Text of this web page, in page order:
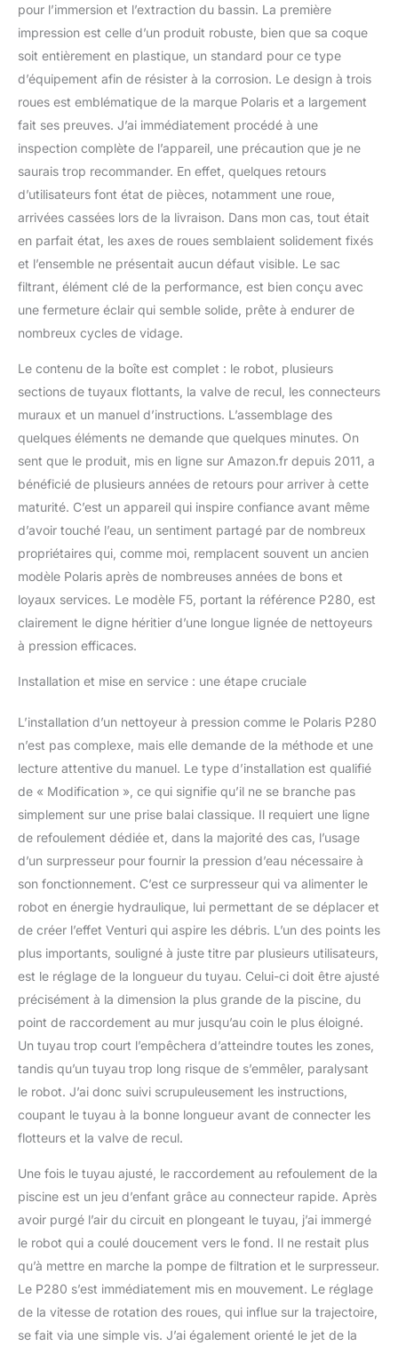
pour l’immersion et l’extraction du bassin. La première
impression est celle d’un produit robuste, bien que sa coque
soit entièrement en plastique, un standard pour ce type
d’équipement afin de résister à la corrosion. Le design à trois
roues est emblématique de la marque Polaris et a largement
fait ses preuves. J’ai immédiatement procédé à une
inspection complète de l’appareil, une précaution que je ne
saurais trop recommander. En effet, quelques retours
d’utilisateurs font état de pièces, notamment une roue,
arrivées cassées lors de la livraison. Dans mon cas, tout était
en parfait état, les axes de roues semblaient solidement fixés
et l’ensemble ne présentait aucun défaut visible. Le sac
filtrant, élément clé de la performance, est bien conçu avec
une fermeture éclair qui semble solide, prête à endurer de
nombreux cycles de vidage.
Le contenu de la boîte est complet : le robot, plusieurs
sections de tuyaux flottants, la valve de recul, les connecteurs
muraux et un manuel d’instructions. L’assemblage des
quelques éléments ne demande que quelques minutes. On
sent que le produit, mis en ligne sur Amazon.fr depuis 2011, a
bénéficié de plusieurs années de retours pour arriver à cette
maturité. C’est un appareil qui inspire confiance avant même
d’avoir touché l’eau, un sentiment partagé par de nombreux
propriétaires qui, comme moi, remplacent souvent un ancien
modèle Polaris après de nombreuses années de bons et
loyaux services. Le modèle F5, portant la référence P280, est
clairement le digne héritier d’une longue lignée de nettoyeurs
à pression efficaces.
Installation et mise en service : une étape cruciale
L’installation d’un nettoyeur à pression comme le Polaris P280
n’est pas complexe, mais elle demande de la méthode et une
lecture attentive du manuel. Le type d’installation est qualifié
de « Modification », ce qui signifie qu’il ne se branche pas
simplement sur une prise balai classique. Il requiert une ligne
de refoulement dédiée et, dans la majorité des cas, l’usage
d’un surpresseur pour fournir la pression d’eau nécessaire à
son fonctionnement. C’est ce surpresseur qui va alimenter le
robot en énergie hydraulique, lui permettant de se déplacer et
de créer l’effet Venturi qui aspire les débris. L’un des points les
plus importants, souligné à juste titre par plusieurs utilisateurs,
est le réglage de la longueur du tuyau. Celui-ci doit être ajusté
précisément à la dimension la plus grande de la piscine, du
point de raccordement au mur jusqu’au coin le plus éloigné.
Un tuyau trop court l’empêchera d’atteindre toutes les zones,
tandis qu’un tuyau trop long risque de s’emmêler, paralysant
le robot. J’ai donc suivi scrupuleusement les instructions,
coupant le tuyau à la bonne longueur avant de connecter les
flotteurs et la valve de recul.
Une fois le tuyau ajusté, le raccordement au refoulement de la
piscine est un jeu d’enfant grâce au connecteur rapide. Après
avoir purgé l’air du circuit en plongeant le tuyau, j’ai immergé
le robot qui a coulé doucement vers le fond. Il ne restait plus
qu’à mettre en marche la pompe de filtration et le surpresseur.
Le P280 s’est immédiatement mis en mouvement. Le réglage
de la vitesse de rotation des roues, qui influe sur la trajectoire,
se fait via une simple vis. J’ai également orienté le jet de la